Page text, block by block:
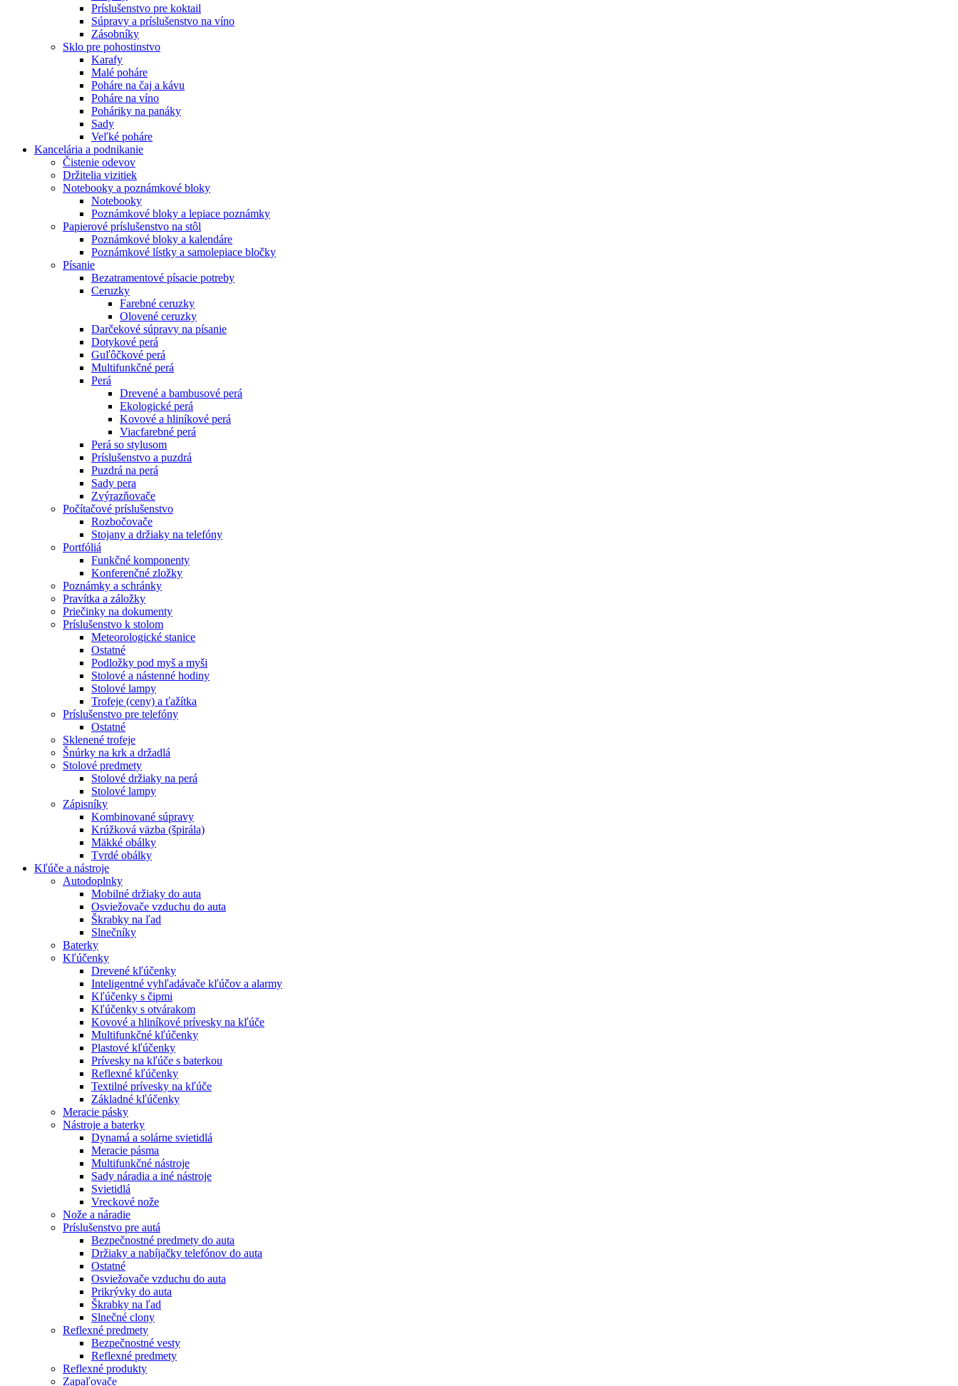
Príslušenstvo pre koktail
Súpravy a príslušenstvo na víno
Zásobníky
Sklo pre pohostinstvo
Karafy
Malé poháre
Poháre na čaj a kávu
Poháre na víno
Poháriky na panáky
Sady
Veľké poháre
Kancelária a podnikanie
Čistenie odevov
Držitelia vizitiek
Notebooky a poznámkové bloky
Notebooky
Poznámkové bloky a lepiace poznámky
Papierové príslušenstvo na stôl
Poznámkové bloky a kalendáre
Poznámkové lístky a samolepiace bločky
Písanie
Bezatramentové písacie potreby
Ceruzky
Farebné ceruzky
Olovené ceruzky
Darčekové súpravy na písanie
Dotykové perá
Guľôčkové perá
Multifunkčné perá
Perá
Drevené a bambusové perá
Ekologické perá
Kovové a hliníkové perá
Viacfarebné perá
Perá so stylusom
Príslušenstvo a puzdrá
Puzdrá na perá
Sady pera
Zvýrazňovače
Počítačové príslušenstvo
Rozbočovače
Stojany a držiaky na telefóny
Portfóliá
Funkčné komponenty
Konferenčné zložky
Poznámky a schránky
Pravítka a záložky
Priečinky na dokumenty
Príslušenstvo k stolom
Meteorologické stanice
Ostatné
Podložky pod myš a myši
Stolové a nástenné hodiny
Stolové lampy
Trofeje (ceny) a ťažítka
Príslušenstvo pre telefóny
Ostatné
Sklenené trofeje
Šnúrky na krk a držadlá
Stolové predmety
Stolové držiaky na perá
Stolové lampy
Zápisníky
Kombinované súpravy
Krúžková väzba (špirála)
Mäkké obálky
Tvrdé obálky
Kľúče a nástroje
Autodoplnky
Mobilné držiaky do auta
Osviežovače vzduchu do auta
Škrabky na ľad
Slnečníky
Baterky
Kľúčenky
Drevené kľúčenky
Inteligentné vyhľadávače kľúčov a alarmy
Kľúčenky s čipmi
Kľúčenky s otvárakom
Kovové a hliníkové prívesky na kľúče
Multifunkčné kľúčenky
Plastové kľúčenky
Prívesky na kľúče s baterkou
Reflexné kľúčenky
Textilné prívesky na kľúče
Základné kľúčenky
Meracie pásky
Nástroje a baterky
Dynamá a solárne svietidlá
Meracie pásma
Multifunkčné nástroje
Sady náradia a iné nástroje
Svietidlá
Vreckové nože
Nože a náradie
Príslušenstvo pre autá
Bezpečnostné predmety do auta
Držiaky a nabíjačky telefónov do auta
Ostatné
Osviežovače vzduchu do auta
Prikrývky do auta
Škrabky na ľad
Slnečné clony
Reflexné predmety
Bezpečnostné vesty
Reflexné predmety
Reflexné produkty
Zapaľovače